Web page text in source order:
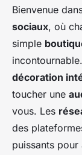
sociaux
Sara•17
Bienvenue
sociaux, où
simple
décoration
toucher une
vous. Les
des
puissants